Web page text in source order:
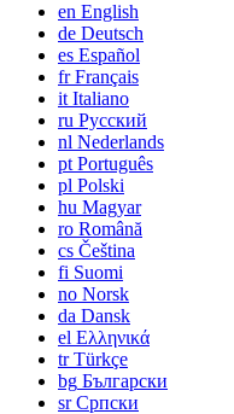
en English
de Deutsch
es Español
fr Français
it Italiano
ru Русский
nl Nederlands
pt Português
pl Polski
hu Magyar
ro Română
cs Čeština
fi Suomi
no Norsk
da Dansk
el Ελληνικά
tr Türkçe
bg Български
sr Српски